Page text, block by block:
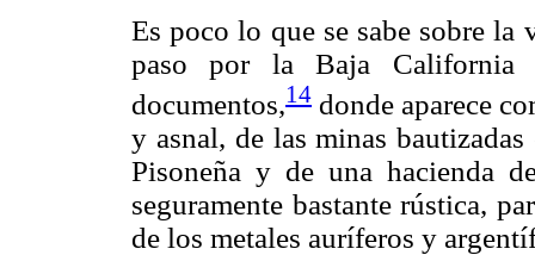
Es poco lo que se sabe sobre la
paso por la Baja California
documentos,14 donde aparece
y asnal, de las minas
Pisoneña y de una hacienda
seguramente bastante rústica,
de los metales auríferos y